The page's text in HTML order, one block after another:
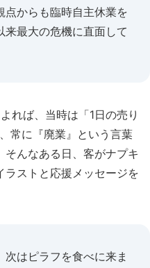
点からも臨時自主休業を
最大の危機に直面して
れば、当時は「1日の売り
常に『廃業』という言葉
んなある日、客がナプキ
ラストと応援メッセージを
次はピラフを食べに来ま